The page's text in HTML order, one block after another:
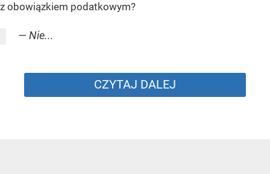
z obowiązkiem podatkowym?
— Nie...
CZYTAJ DALEJ